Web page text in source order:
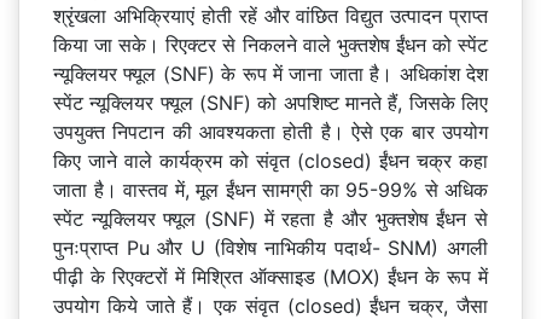
श्रृंखला अभिक्रियाएं होती रहें और वांछित विद्युत उत्पादन प्राप्त
किया जा सके। रिएक्टर से निकलने वाले भुक्तशेष ईंधन को स्पेंट
न्यूक्लियर फ्यूल (SNF) के रूप में जाना जाता है। अधिकांश देश
स्पेंट न्यूक्लियर फ्यूल (SNF) को अपशिष्ट मानते हैं, जिसके लिए
उपयुक्त निपटान की आवश्यकता होती है। ऐसे एक बार उपयोग
किए जाने वाले कार्यक्रम को संवृत (closed) ईंधन चक्र कहा
जाता है। वास्तव में, मूल ईंधन सामग्री का 95-99% से अधिक
स्पेंट न्यूक्लियर फ्यूल (SNF) में रहता है और भुक्तशेष ईंधन से
पुनःप्राप्त Pu और U (विशेष नाभिकीय पदार्थ- SNM) अगली
पीढ़ी के रिएक्टरों में मिश्रित ऑक्साइड (MOX) ईंधन के रूप में
उपयोग किये जाते हैं। एक संवृत (closed) ईंधन चक्र, जैसा